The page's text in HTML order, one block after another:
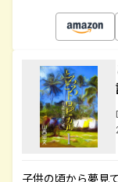
子供の頃から夢見